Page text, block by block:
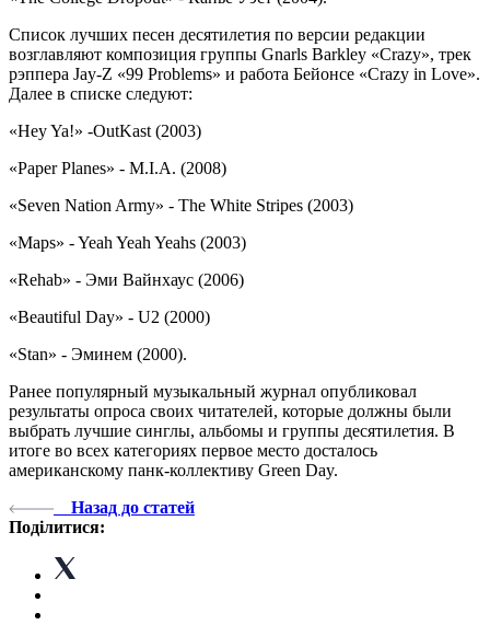
Список лучших песен десятилетия по версии редакции
возглавляют композиция группы Gnarls Barkley «Crazy», трек
рэппера Jay-Z «99 Problems» и работа Бейонсе «Crazy in Love».
Далее в списке следуют:
«Hey Ya!» -OutKast (2003)
«Paper Planes» - M.I.A. (2008)
«Seven Nation Army» - The White Stripes (2003)
«Maps» - Yeah Yeah Yeahs (2003)
«Rehab» - Эми Вайнхаус (2006)
«Beautiful Day» - U2 (2000)
«Stan» - Эминем (2000).
Ранее популярный музыкальный журнал опубликовал
результаты опроса своих читателей, которые должны были
выбрать лучшие синглы, альбомы и группы десятилетия. В
итоге во всех категориях первое место досталось
американскому панк-коллективу Green Day.
Назад до статей
Поділитися: